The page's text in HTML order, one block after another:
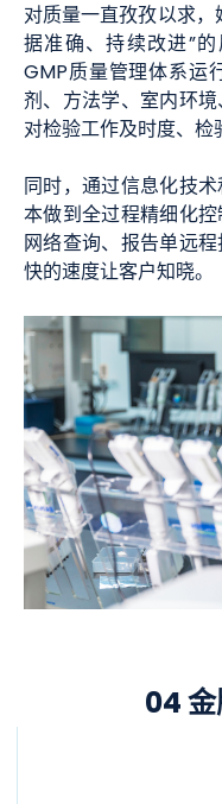
对质量一直孜孜以求
据准确、持续改进”
GMP质量管理体系运
剂、方法学、室内环
对检验工作及时度、检
同时，通过信息化技
本做到全过程精细化
网络查询、报告单远
快的速度让客户知晓。
04